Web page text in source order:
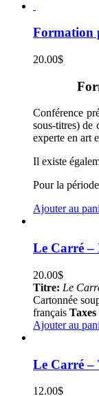
Formation
20.00$
Conférence
sous-titres) de
experte en art
Il existe
Pour la
Ajouter au
Le Carré –
20.00$
Titre: Le
Cartonnée
français
Ajouter au
Le Carré –
12.00$